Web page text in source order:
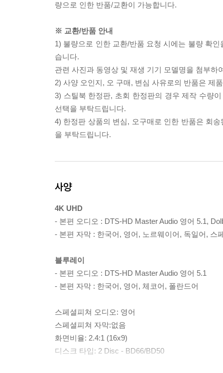
량으로 인한 반품/교환이 가능합니다.
※ 교환/반품 안내
1) 불량으로 인한 교환/반품 요청 시에는 불량 확
습니다.
관련 사진과 동영상 및 재생 기기 모델명을 첨부하
2) 사양 오인지, 오 구매, 변심 사유로의 반품은 제
3) 스틸북 한정판, 초회 한정판의 경우 제작 수량
선택을 부탁드립니다.
4) 한정판 상품의 변심, 오구매로 인한 반품은 회
을 부탁드립니다.
사양
4K UHD
- 본편 오디오 : DTS-HD Master Audio 영어 5.1,
- 본편 자막 : 한국어, 영어, 노르웨이어, 독일어, 스
블루레이
- 본편 오디오 : DTS-HD Master Audio 영어 5.1
- 본편 자막 : 한국어, 영어, 체코어, 폴란드어
스페셜피쳐 오디오: 영어
스페셜피쳐 자막:없음
화면비율: 2.4:1 (16x9)
디스크 타입: 2 Disc - BD66/BD50